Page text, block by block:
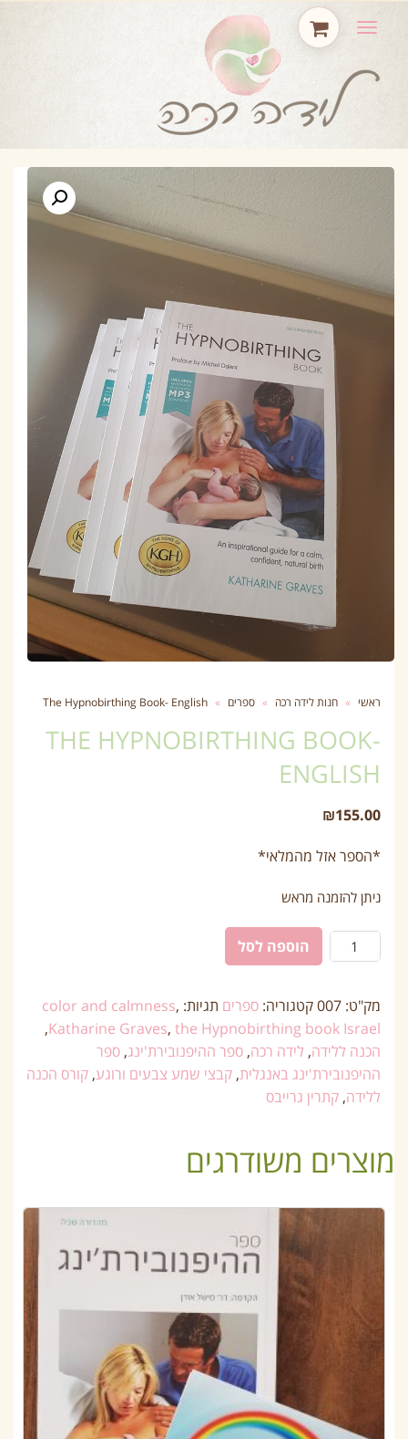
תפריט
ראשי » חנות לידה רכה » ספרים »
The Hypnobirthing Book- English
THE HYPNOBIRTHING BOOK-
ENGLISH
₪155.00
*הספר אזל מהמלאי*
ניתן להזמנה מראש
הוספה לסל
מק"ט: 007קטגוריה: ספרים תגיות: color and calmness,
Katharine Graves, the Hypnobirthing book Israel
,
הכנה ללידה, לידה רכה, ספר ההיפנובירת'ינג, ספר
ההיפנובירת'ינג באנגלית, קבצי שמע צבעים ורוגע, קורס הכנה
ללידה, קתרין גרייבס
מוצרים משודרגים